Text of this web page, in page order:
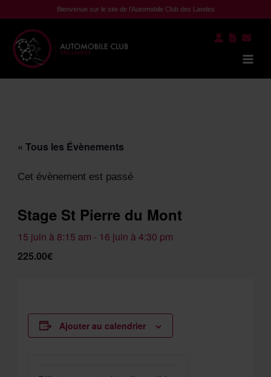
au
contenu
Bienvenue sur le site de l'Automobile Club des Landes
« Tous les Évènements
Cet évènement est passé
Stage St Pierre du Mont
15 juin à 8:15 am - 16 juin à 4:30 pm
225.00€
Ajouter au calendrier